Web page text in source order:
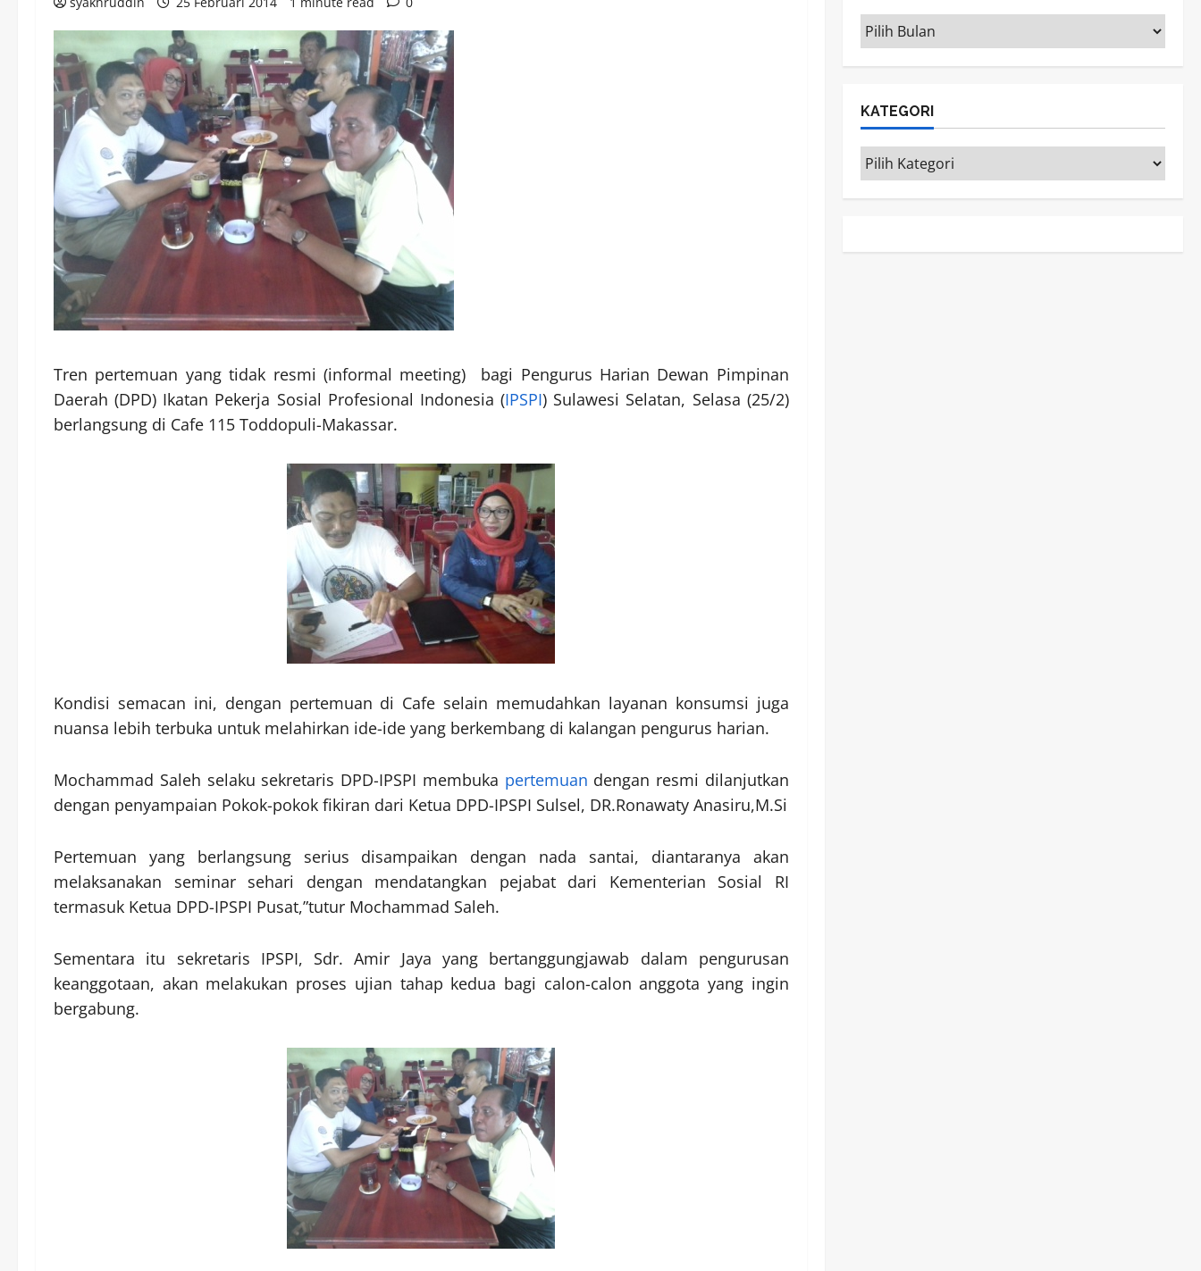
Tren pertemuan yang tidak resmi (informal meeting) bagi Pengurus Harian Dewan Pimpinan
Daerah (DPD) Ikatan Pekerja Sosial Profesional Indonesia (IPSPI) Sulawesi Selatan, Selasa (25/2)
berlangsung di Cafe 115 Toddopuli-Makassar.
Kondisi semacan ini, dengan pertemuan di Cafe selain memudahkan layanan konsumsi juga
nuansa lebih terbuka untuk melahirkan ide-ide yang berkembang di kalangan pengurus harian.
Mochammad Saleh selaku sekretaris DPD-IPSPI membuka pertemuan dengan resmi dilanjutkan
dengan penyampaian Pokok-pokok fikiran dari Ketua DPD-IPSPI Sulsel, DR.Ronawaty Anasiru,M.Si
Pertemuan yang berlangsung serius disampaikan dengan nada santai, diantaranya akan
melaksanakan seminar sehari dengan mendatangkan pejabat dari Kementerian Sosial RI
termasuk Ketua DPD-IPSPI Pusat,”tutur Mochammad Saleh.
Sementara itu sekretaris IPSPI, Sdr. Amir Jaya yang bertanggungjawab dalam pengurusan
keanggotaan, akan melakukan proses ujian tahap kedua bagi calon-calon anggota yang ingin
bergabung.
ARSIP
KATEGORI
Kategori